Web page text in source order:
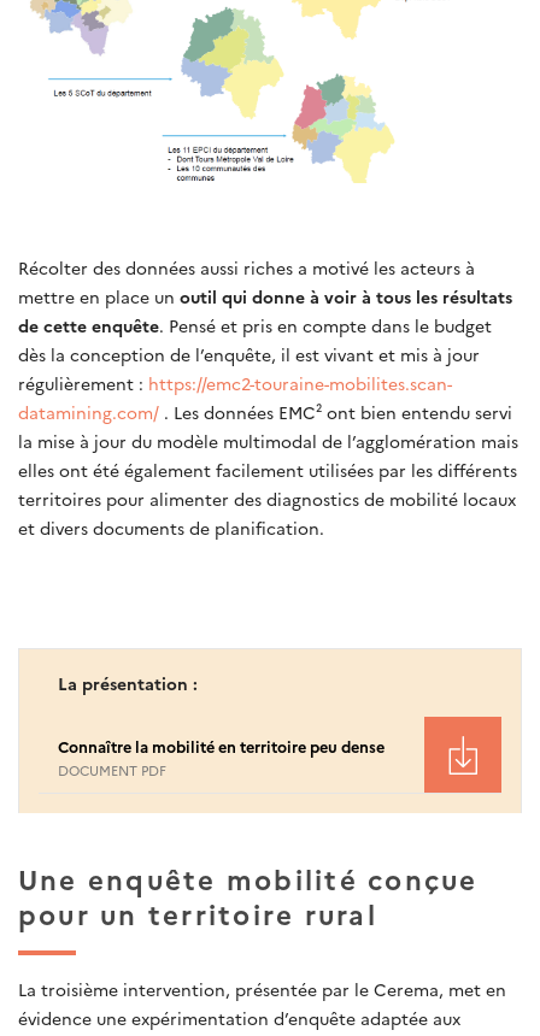
Récolter des données aussi riches a motivé les acteurs à
mettre en place un outil qui donne à voir à tous les résultats
de cette enquête. Pensé et pris en compte dans le budget
dès la conception de l’enquête, il est vivant et mis à jour
régulièrement : https://emc2-touraine-mobilites.scan-
datamining.com/ . Les données EMC² ont bien entendu servi
la mise à jour du modèle multimodal de l’agglomération mais
elles ont été également facilement utilisées par les différents
territoires pour alimenter des diagnostics de mobilité locaux
et divers documents de planification.
La présentation :
Connaître la mobilité en territoire peu dense
DOCUMENT PDF
Une enquête mobilité conçue
pour un territoire rural
La troisième intervention, présentée par le Cerema, met en
évidence une expérimentation d’enquête adaptée aux